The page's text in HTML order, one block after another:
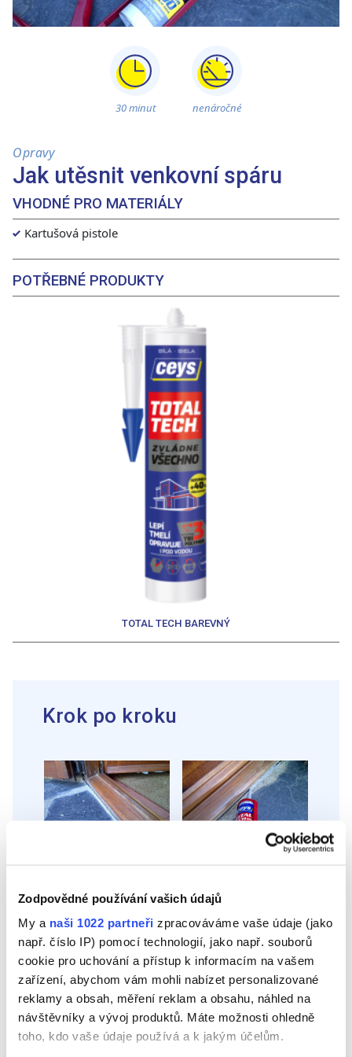
Zodpovědné používání vašich údajů
My a naši 1022 partneři zpracováváme vaše údaje (jako
např. číslo IP) pomocí technologií, jako např. souborů
cookie pro uchování a přístup k informacím na vašem
zařízení, abychom vám mohli nabízet personalizované
reklamy a obsah, měření reklam a obsahu, náhled na
návštěvníky a vývoj produktů. Máte možnosti ohledně
toho, kdo vaše údaje používá a k jakým účelům.
30 minut nenáročné
Opravy
Jak utěsnit venkovní spáru
VHODNÉ PRO MATERIÁLY
Kartušová pistole
POTŘEBNÉ PRODUKTY
TOTAL TECH BAREVNÝ
Krok po kroku
dobře vyčistěte spáru,
kterou budete vyplňovat.
kartuše pomocí
odlamovacího nože a
vložte do aplikační pistole.
Produktem Total Tech
vyplňte otvor ve spáře.